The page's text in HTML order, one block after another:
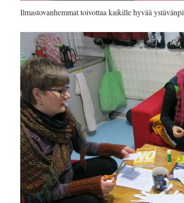
Ilmastovanhemmat toivottaa kaikille hyvää